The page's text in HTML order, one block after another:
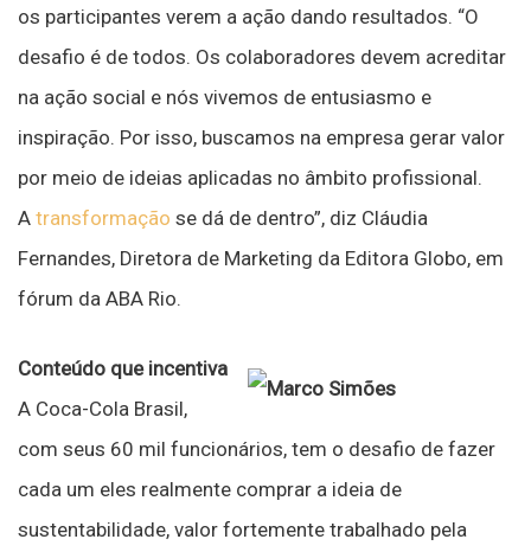
os participantes verem a ação dando resultados. “O
desafio é de todos. Os colaboradores devem acreditar
na ação social e nós vivemos de entusiasmo e
inspiração. Por isso, buscamos na empresa gerar valor
por meio de ideias aplicadas no âmbito profissional.
A transformação se dá de dentro”, diz Cláudia
Fernandes, Diretora de Marketing da Editora Globo, em
fórum da ABA Rio.
Conteúdo que incentiva
A Coca-Cola Brasil,
com seus 60 mil funcionários, tem o desafio de fazer
cada um eles realmente comprar a ideia de
sustentabilidade, valor fortemente trabalhado pela